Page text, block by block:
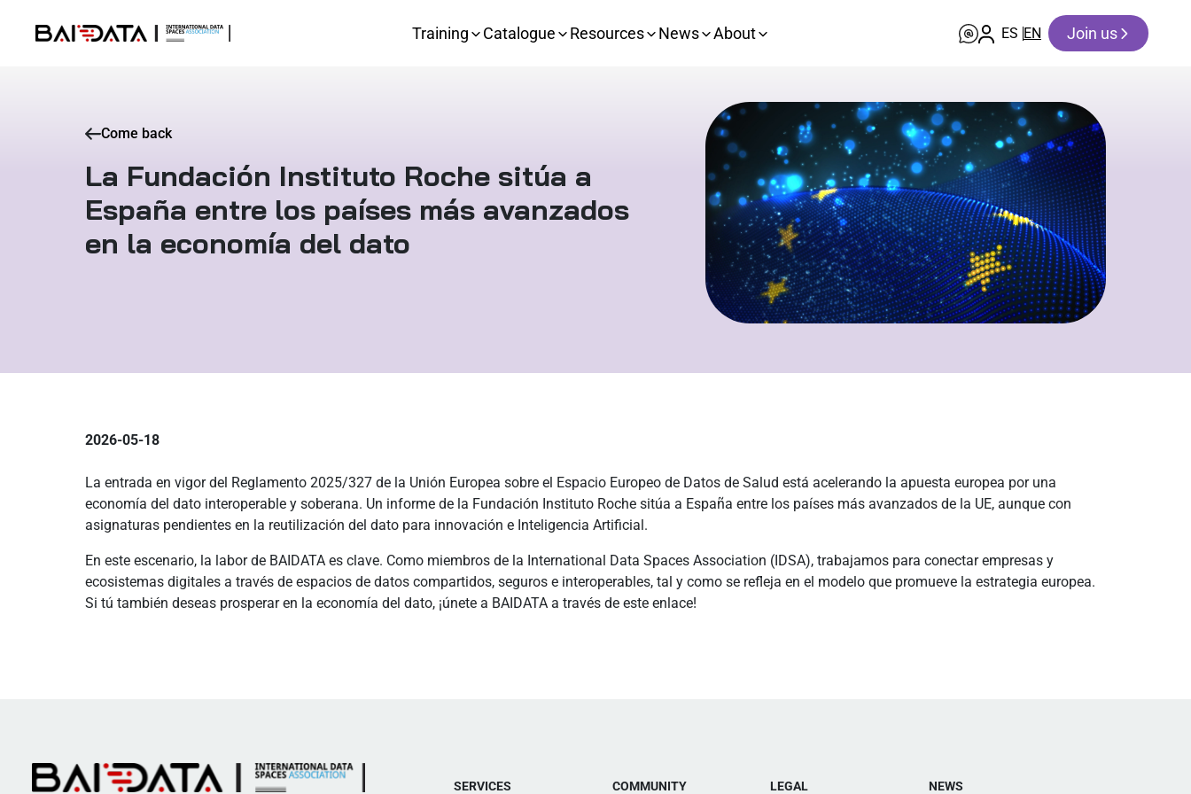
Training Catalogue Resources News About ES EN Join us
Come back
La Fundación Instituto Roche sitúa a
España entre los países más avanzados
en la economía del dato
2026-05-18
La entrada en vigor del Reglamento 2025/327 de la Unión Europea sobre el Espacio Europeo de Datos de Salud está acelerando la apuesta europea por una
economía del dato interoperable y soberana. Un informe de la Fundación Instituto Roche sitúa a España entre los países más avanzados de la UE, aunque con
asignaturas pendientes en la reutilización del dato para innovación e Inteligencia Artificial.
En este escenario, la labor de BAIDATA es clave. Como miembros de la International Data Spaces Association (IDSA), trabajamos para conectar empresas y
ecosistemas digitales a través de espacios de datos compartidos, seguros e interoperables, tal y como se refleja en el modelo que promueve la estrategia europea.
Si tú también deseas prosperar en la economía del dato, ¡únete a BAIDATA a través de este enlace!
SERVICES COMMUNITY LEGAL NEWS